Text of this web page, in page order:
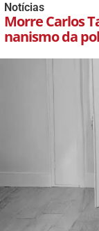
Notícias
Morre Carlos
nanismo da